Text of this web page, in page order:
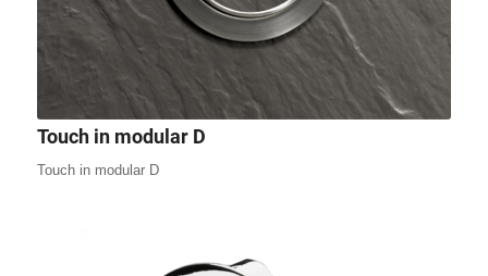
Touch in modular D
Touch in modular D